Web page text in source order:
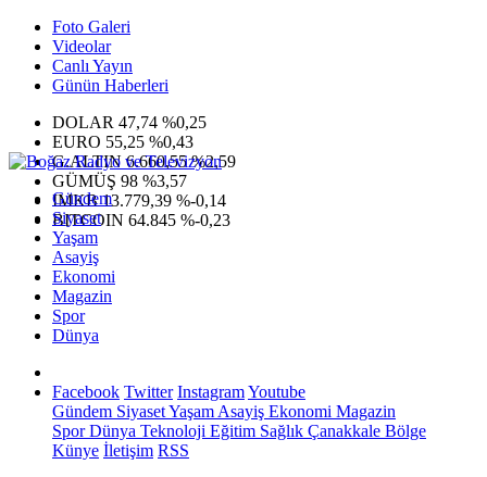
Foto Galeri
Videolar
Canlı Yayın
Günün Haberleri
DOLAR 47,74 %0,25
EURO 55,25 %0,43
G.ALTIN6.660,55 %2,59
GÜMÜŞ 98 %3,57
IMKB13.779,39 %-0,14
BITCOIN 64.845 %-0,23
Gündem
Siyaset
Yaşam
Asayiş
Ekonomi
Magazin
Spor
Dünya
Facebook Twitter InstagramYoutube
Gündem SiyasetYaşam Asayiş Ekonomi Magazin
SporDünya Teknoloji Eğitim Sağlık Çanakkale Bölge
Künye İletişim RSS